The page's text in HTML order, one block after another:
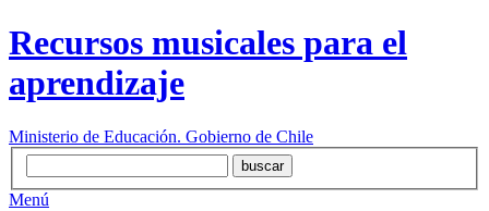
Recursos musicales para el
aprendizaje
Ministerio de Educación. Gobierno de Chile
Menú